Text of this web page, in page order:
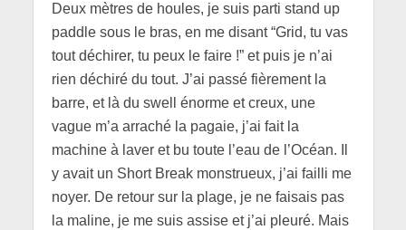
Deux mètres de houles, je suis parti stand up
paddle sous le bras, en me disant “Grid, tu vas
tout déchirer, tu peux le faire !” et puis je n’ai
rien déchiré du tout. J’ai passé fièrement la
barre, et là du swell énorme et creux, une
vague m’a arraché la pagaie, j’ai fait la
machine à laver et bu toute l’eau de l’Océan. Il
y avait un Short Break monstrueux, j’ai failli me
noyer. De retour sur la plage, je ne faisais pas
la maline, je me suis assise et j’ai pleuré. Mais